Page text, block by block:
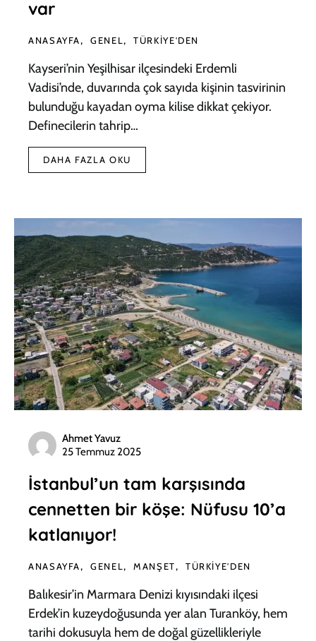
var
ANASAYFA GENEL TÜRKIYE'DEN
Kayseri’nin Yeşilhisar ilçesindeki Erdemli
Vadisi’nde, duvarında çok sayıda kişinin tasvirinin
bulunduğu kayadan oyma kilise dikkat çekiyor.
Definecilerin tahrip…
DAHA FAZLA OKU
Ahmet Yavuz
25 Temmuz 2025
İstanbul’un tam karşısında
cennetten bir köşe: Nüfusu 10’a
katlanıyor!
ANASAYFA GENEL MANŞET TÜRKIYE'DEN
Balıkesir’in Marmara Denizi kıyısındaki ilçesi
Erdek’in kuzeydoğusunda yer alan Turanköy, hem
tarihi dokusuyla hem de doğal güzellikleriyle